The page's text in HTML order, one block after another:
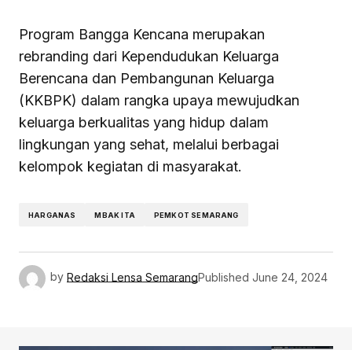
Program Bangga Kencana merupakan
rebranding dari Kependudukan Keluarga
Berencana dan Pembangunan Keluarga
(KKBPK) dalam rangka upaya mewujudkan
keluarga berkualitas yang hidup dalam
lingkungan yang sehat, melalui berbagai
kelompok kegiatan di masyarakat.
HARGANAS MBAK ITA PEMKOT SEMARANG
by Redaksi Lensa SemarangPublished June 24, 2024